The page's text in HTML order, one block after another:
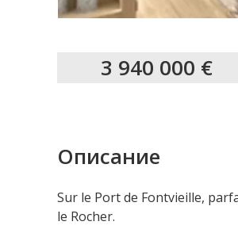
3 940 000 €
Описание
Sur le Port de Fontvieille,
le Rocher.